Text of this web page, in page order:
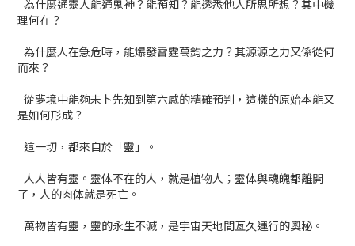
為什麼通靈人能通鬼神？能預知？能透悉他人所思所想？其中機
理何在？
為什麼人在急危時，能爆發雷霆萬鈞之力？其源源之力又係從何
而來？
從夢境中能夠未卜先知到第六感的精確預判，這樣的原始本能又
是如何形成？
這一切，都來自於「靈」。
人人皆有靈。靈体不在的人，就是植物人；靈体與魂魄都離開
了，人的肉体就是死亡。
萬物皆有靈，靈的永生不滅，是宇宙天地間亙久運行的奧秘。